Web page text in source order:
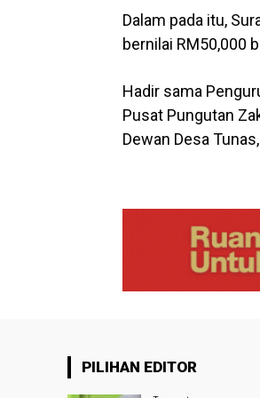
Dalam pada itu,
bernilai RM50,000
Hadir sama
Pusat Pungutan
Dewan Desa
PILIHAN EDITOR